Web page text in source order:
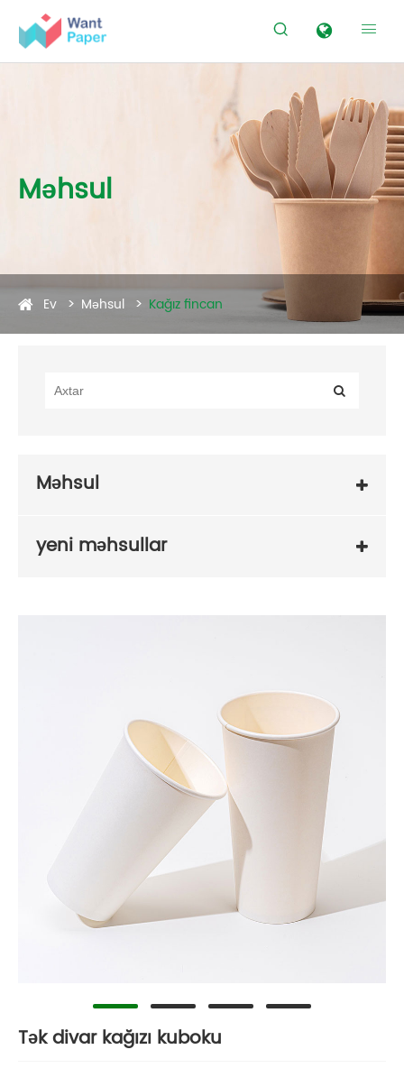
 
Məhsul
Ev Məhsul Kağız fincan
Məhsul
yeni məhsullar
Tək divar kağızı kuboku